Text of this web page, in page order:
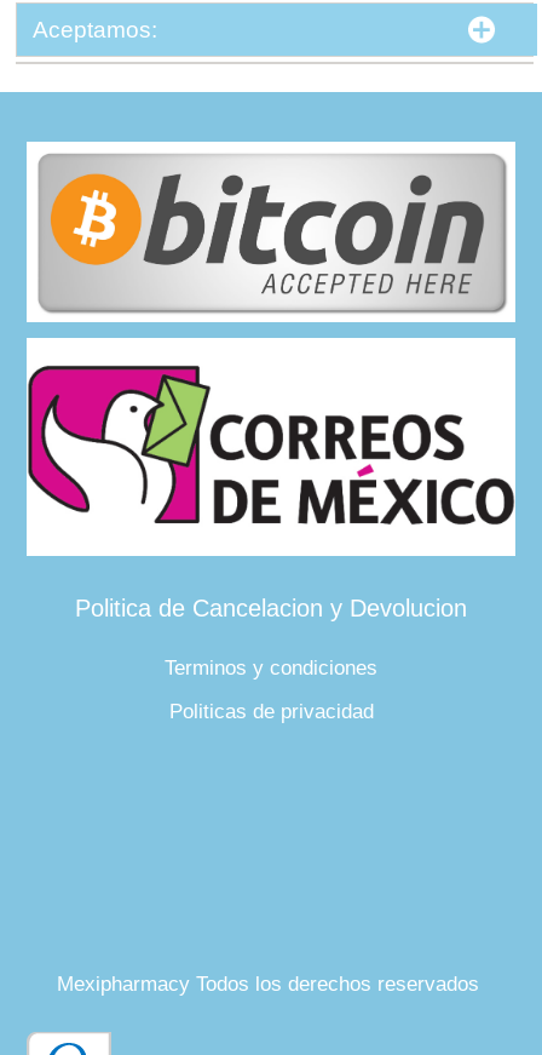
Aceptamos:
Politica de Cancelacion y Devolucion
Terminos y condiciones
Politicas de privacidad
Mexipharmacy Todos los derechos reservados